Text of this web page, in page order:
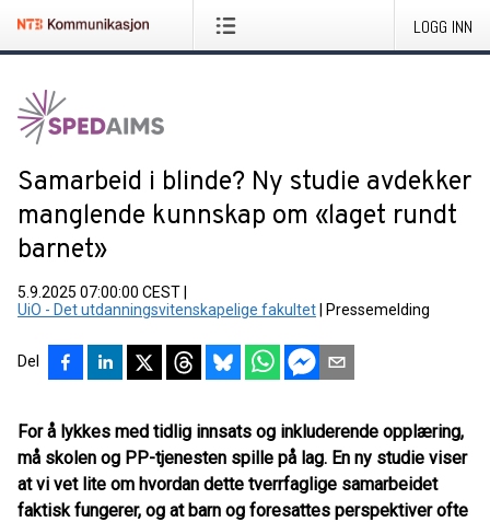
LOGG INN
Samarbeid i blinde? Ny studie avdekker
manglende kunnskap om «laget rundt
barnet»
5.9.2025 07:00:00 CEST
UiO - Det utdanningsvitenskapelige fakultet
Pressemelding
Del
For å lykkes med tidlig innsats og inkluderende opplæring,
må skolen og PP-tjenesten spille på lag. En ny studie viser
at vi vet lite om hvordan dette tverrfaglige samarbeidet
faktisk fungerer, og at barn og foresattes perspektiver ofte